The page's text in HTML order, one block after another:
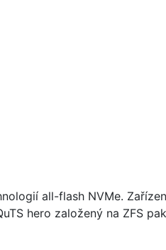
all-flash NVMe.
hero založený na ZFS